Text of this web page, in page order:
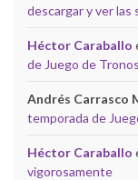
descargar y ver las
Héctor Caraballo
de Juego de Tronos
Andrés Carrasco
temporada de
Héctor Caraballo
vigorosamente